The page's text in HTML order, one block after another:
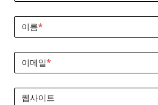
이름*
이메일*
웹사이트